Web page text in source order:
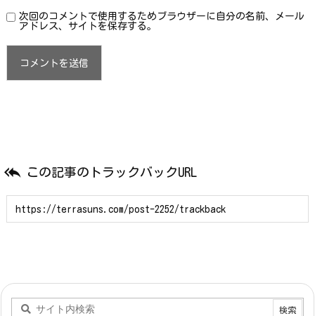
次回のコメントで使用するためブラウザーに自分の名前、メール
アドレス、サイトを保存する。
 この記事のトラックバックURL